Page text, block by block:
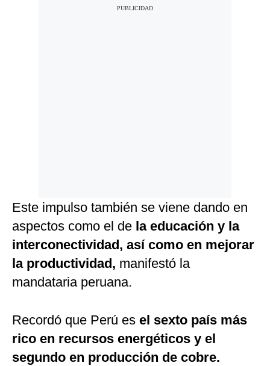
Este impulso también se viene dando en
aspectos como el de la educación y la
interconectividad, así como en mejorar
la productividad, manifestó la
mandataria peruana.
Recordó que Perú es el sexto país más
rico en recursos energéticos y el
segundo en producción de cobre.